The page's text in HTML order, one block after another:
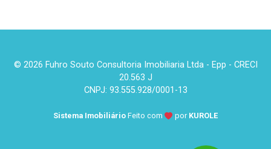
© 2026 Fuhro Souto Consultoria Imobiliaria Ltda - Epp - CRECI
20.563 J
CNPJ: 93.555.928/0001-13
Sistema Imobiliário Feito com por KUROLE